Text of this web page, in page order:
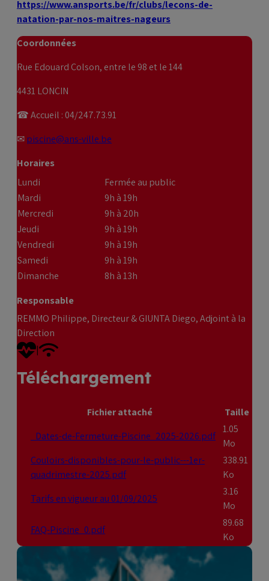
https://www.ansports.be/fr/clubs/lecons-de-
natation-par-nos-maitres-nageurs
Coordonnées
Rue Edouard Colson, entre le 98 et le 144
4431 LONCIN
☎ Accueil : 04/247.73.91
✉ piscine@ans-ville.be
Horaires
Lundi
Fermée au public
Mardi
9h à 19h
Mercredi
9h à 20h
Jeudi
9h à 19h
Vendredi
9h à 19h
Samedi
9h à 19h
Dimanche
8h à 13h
Responsable
REMMO Philippe, Directeur & GIUNTA Diego, Adjoint à la
Direction
DEA
|Wifi
Téléchargement
Fichier attaché
Taille
_Dates-de-Fermeture-Piscine_2025-2026.pdf
1.05
Mo
Couloirs-disponibles-pour-le-public---1er-
quadrimestre-2025.pdf
338.91
Ko
Tarifs en vigueur au 01/09/2025
3.16
Mo
FAQ-Piscine_0.pdf
89.68
Ko